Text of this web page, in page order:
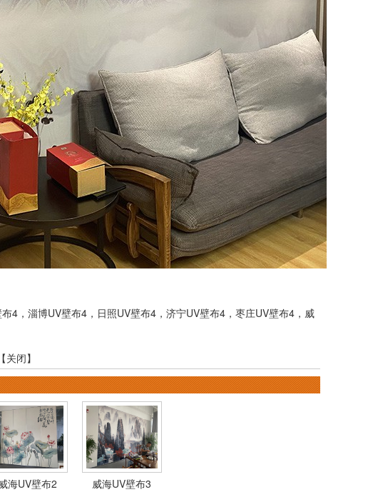
4， 淄博UV壁布4， 日照UV壁布4， 济宁UV壁布4， 枣庄UV壁布4， 威
关闭】
威海UV壁布2 威海UV壁布3